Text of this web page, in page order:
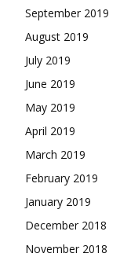
September 2019
August 2019
July 2019
June 2019
May 2019
April 2019
March 2019
February 2019
January 2019
December 2018
November 2018